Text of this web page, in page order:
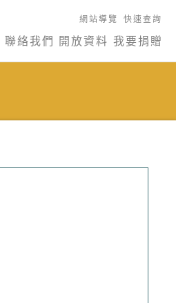
網站導覽 快速查詢
聯絡我們 開放資料 我要捐贈